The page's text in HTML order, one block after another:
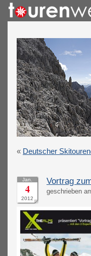
« Deutscher
Jan.
4
2012
Vortrag
geschrieben